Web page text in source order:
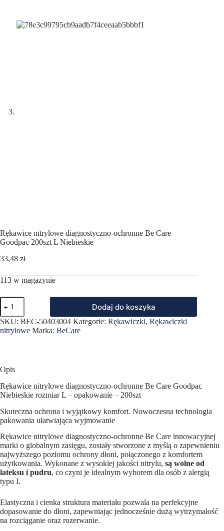
Rękawice nitrylowe diagnostyczno-ochronne Be Care
Goodpac 200szt L Niebieskie
33,48 zł
113 w magazynie
ilość
Rękawice
nitrylowe
diagnostyczno-
ochronne
200szt
Niebieskie
Dodaj do koszyka
SKU: BEC-50403004 Kategorie: Rękawiczki, Rękawiczki
nitrylowe Marka: BeCare
Opis
Rękawice nitrylowe diagnostyczno-ochronne Be Care Goodpac
Niebieskie rozmiar L – opakowanie – 200szt
Skuteczna ochrona i wyjątkowy komfort. Nowoczesna technologia
pakowania ułatwiająca wyjmowanie
Rękawice nitrylowe diagnostyczno-ochronne Be Care innowacyjnej
marki o globalnym zasięgu, zostały stworzone z myślą o zapewnieniu
najwyższego poziomu ochrony dłoni, połączonego z komfortem
użytkowania. Wykonane z wysokiej jakości nitrylu, są wolne od
lateksu i pudru, co czyni je idealnym wyborem dla osób z alergią
typu I.
Elastyczna i cienka struktura materiału pozwala na perfekcyjne
dopasowanie do dłoni, zapewniając jednocześnie dużą wytrzymałość
na rozciąganie oraz rozerwanie.